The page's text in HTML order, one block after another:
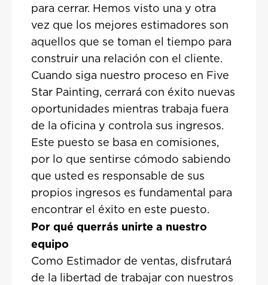
para cerrar. Hemos visto una y otra
vez que los mejores estimadores son
aquellos que se toman el tiempo para
construir una relación con el cliente.
Cuando siga nuestro proceso en Five
Star Painting, cerrará con éxito nuevas
oportunidades mientras trabaja fuera
de la oficina y controla sus ingresos.
Este puesto se basa en comisiones,
por lo que sentirse cómodo sabiendo
que usted es responsable de sus
propios ingresos es fundamental para
encontrar el éxito en este puesto.
Por qué querrás unirte a nuestro
equipo
Como Estimador de ventas, disfrutará
de la libertad de trabajar con nuestros